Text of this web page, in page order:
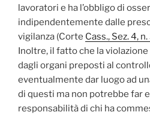
lavoratori e ha l’obbligo di
indipendentemente dalle
vigilanza (Corte Cass., Sez. 4,
Inoltre, il fatto che la
dagli organi preposti al
eventualmente dar luogo ad
di questi ma non potrebbe far
responsabilità di chi ha